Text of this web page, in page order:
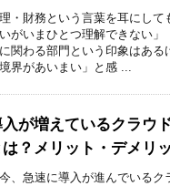
・財務という言葉を耳にして
がいまひとつ理解できない」
関わる部門という印象はある
界があいまい」と感 ...
が増えているクラウ
は？メリット・デメリ
、急速に導入が進んでいるク